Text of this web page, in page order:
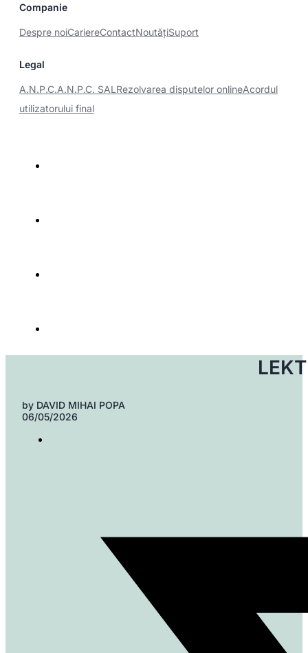
Companie
Despre noiCariereContactNoutăţiSuport
Legal
A.N.P.C.A.N.P.C. SALRezolvarea disputelor onlineAcordul
utilizatorului final
by DAVID MIHAI POPA
06/05/2026